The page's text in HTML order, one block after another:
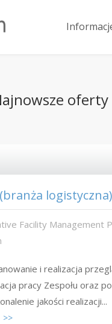
logistyczna)
Facility Management
i realizacja
pracy Zespołu oraz
jakości realizacji...